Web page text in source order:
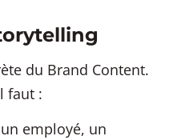
du Brand Content.
faut :
employé, un